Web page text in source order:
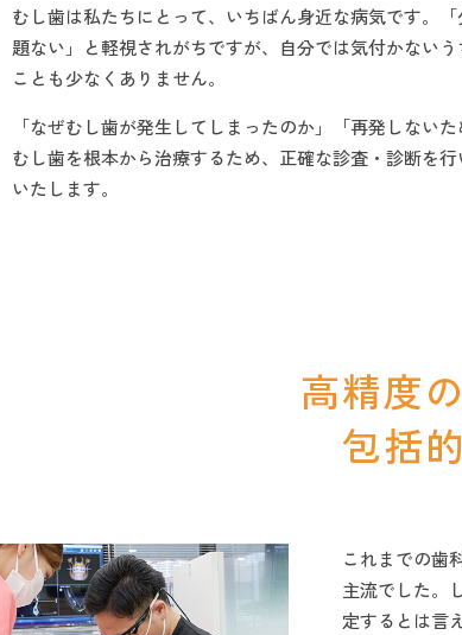
むし歯は私たちにとって、いちばん身近な病気です。
題ない」と軽視されがちですが、自分では気付かない
ことも少なくありません。
「なぜむし歯が発生してしまったのか」「再発しない
むし歯を根本から治療するため、正確な診査・診断を
いたします。
高精度
包括
これまでの歯
主流でした。
定するとは言